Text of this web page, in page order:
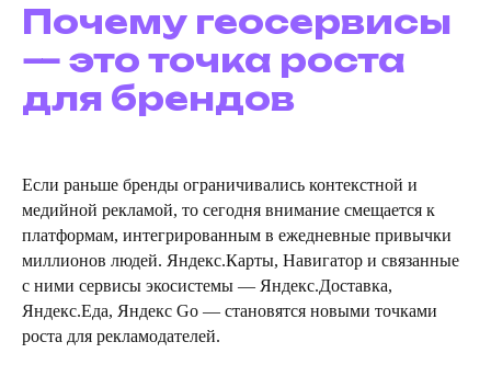
Почему геосервисы
— это точка роста
для брендов
Если раньше бренды ограничивались контекстной и
медийной рекламой, то сегодня внимание смещается к
платформам, интегрированным в ежедневные привычки
миллионов людей. Яндекс.Карты, Навигатор и связанные
с ними сервисы экосистемы — Яндекс.Доставка,
Яндекс.Еда, Яндекс Go — становятся новыми точками
роста для рекламодателей.